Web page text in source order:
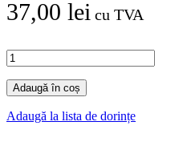
37,00 lei cu TVA
Adaugă în coș
Adaugă la lista de dorințe